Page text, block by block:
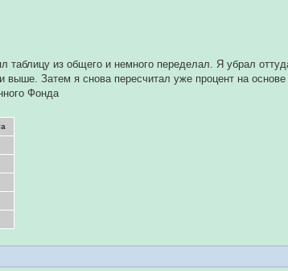
таблицу из общего и немного переделал. Я убрал
Затем я снова пересчитал уже процент на
Фонда